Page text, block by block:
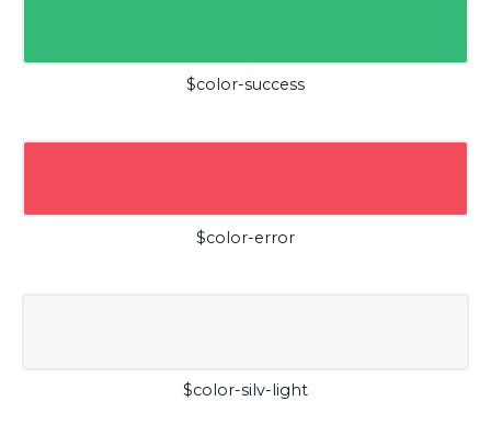
$color-success
$color-error
$color-silv-light